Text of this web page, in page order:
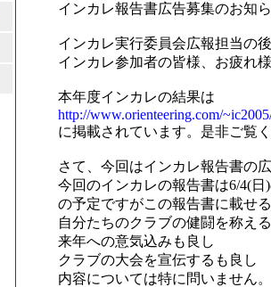
インカレ報告書広告募集のお知
インカレ実行委員会広報担当の
インカレ参加者の皆様、お疲れ
本年度インカレの結果は
http://www.orienteering.com/
に掲載されています。是非ご覧
さて、今回はインカレ報告書の
今回のインカレの報告書は6/4(
の予定ですがこの報告書に載せ
自分たちのクラブの健闘を称え
来年への意気込みも良し
クラブの大会を宣伝するも良し
内容については特に問いません。